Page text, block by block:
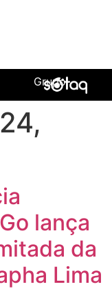
Grupo
lança
da
Lima